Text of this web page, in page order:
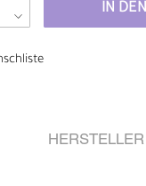
IN
HERSTELLER